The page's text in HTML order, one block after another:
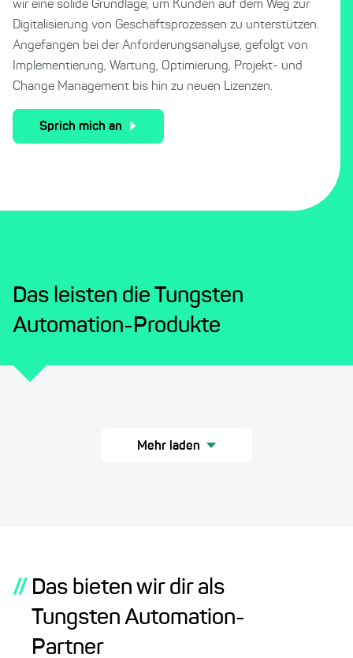
wir eine solide Grundlage, um Kunden auf dem Weg zur
Digitalisierung von Geschäftsprozessen zu unterstützen.
Angefangen bei der Anforderungsanalyse, gefolgt von
Implementierung, Wartung, Optimierung, Projekt- und
Change Management bis hin zu neuen Lizenzen.
Sprich mich an
Das leisten die Tungsten
Automation-Produkte
Mehr laden
// Das bieten wir dir als
Tungsten Automation-
Partner